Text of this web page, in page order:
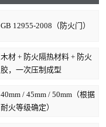
GB 12955-2008（防火门）
木材 + 防火隔热材料 + 防火
胶，一次压制成型
40mm / 45mm / 50mm（根据
耐火等级确定）